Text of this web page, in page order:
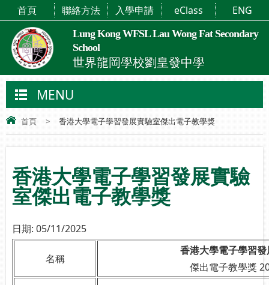
Lung Kong WFSL Lau Wong Fat Secondary
School
世界龍岡學校劉皇發中學
首頁 聯絡方法 入學申請 eClass ENG
MENU
首頁 > 香港大學電子學習發展實驗室傑出電子教學獎
香港大學電子學習發展實驗
室傑出電子教學獎
日期: 05/11/2025
名稱
香港大學電子學習
傑出電子教學獎